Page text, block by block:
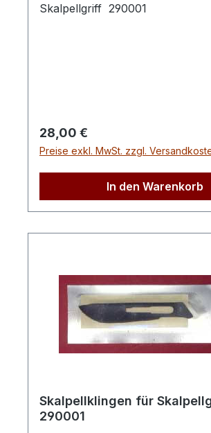
Skalpellgriff 290001
Regulärer Preis:
28,00 €
Preise exkl. MwSt. zzgl.
In den Warenkorb
Skalpellklingen für
290001